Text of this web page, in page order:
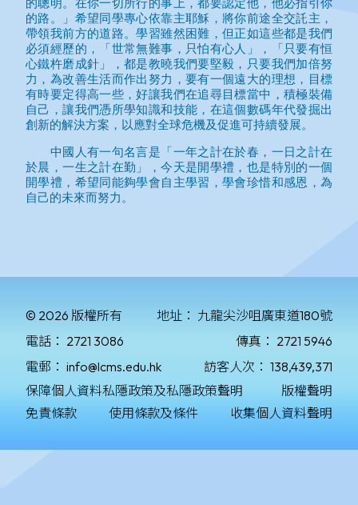
© 2026 版權所有 地址： 九龍尖沙咀廣東道180號
電話： 2721 3086 傳真： 2721 5946
電郵： info@lcms.edu.hk 訪客人次： 138,439,371
保障個人資料私隱政策及私隱政策聲明
版權聲明
免責條款
使用條款及條件 收集個人資料聲明